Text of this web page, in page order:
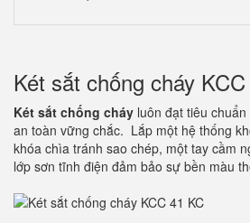
Két sắt chống cháy
Két sắt chống cháy luôn đạt tiêu
an toàn vững chắc. Lắp một hệ thống
khóa chìa tránh sao chép, một tay cầm
lớp sơn tĩnh điện đảm bảo sự bền màu